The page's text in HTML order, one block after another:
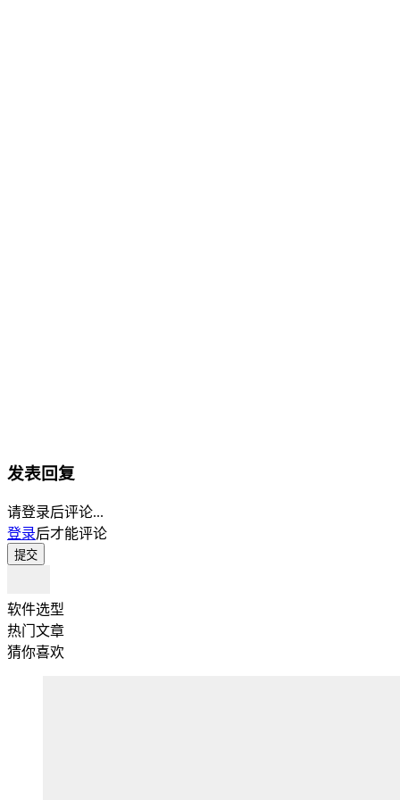
发表回复
请登录后评论...
登录后才能评论
提交
软件选型
热门文章
猜你喜欢